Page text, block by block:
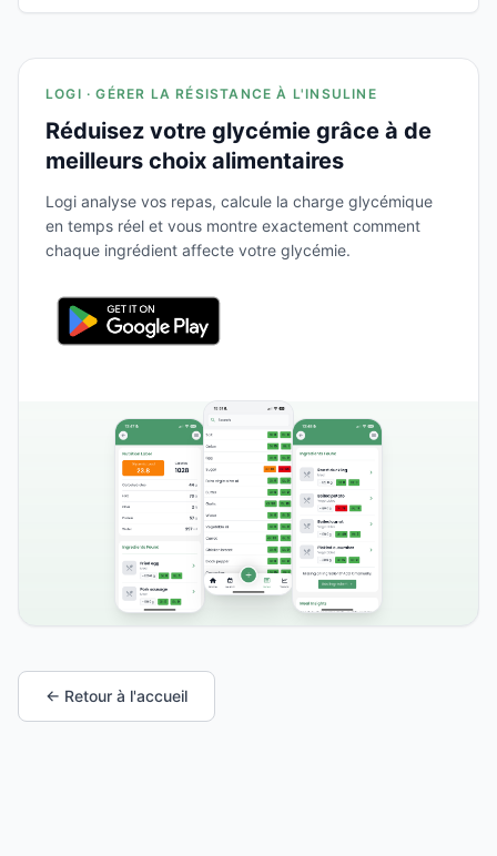
LOGI · GÉRER LA RÉSISTANCE À L'INSULINE
Réduisez votre glycémie grâce à de
meilleurs choix alimentaires
Logi analyse vos repas, calcule la charge glycémique
en temps réel et vous montre exactement comment
chaque ingrédient affecte votre glycémie.
← Retour à l'accueil